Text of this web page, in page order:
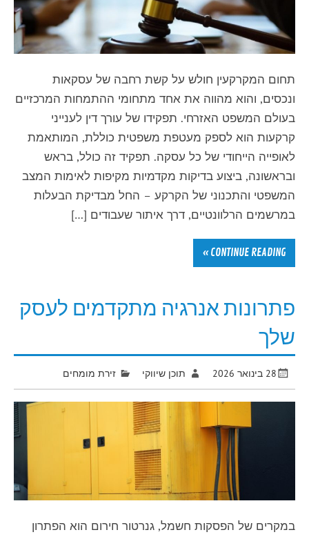
תחום המקרקעין חולש על קשת רחבה של עסקאות
ונכסים, והוא מהווה את אחד מתחומי ההתמחות המרכזיים
בעולם המשפט האזרחי. תפקידו של עורך דין לענייני
קרקעות הוא לספק מעטפת משפטית כוללת, המותאמת
לאופייה הייחודי של כל עסקה. תפקיד זה כולל, בראש
ובראשונה, ביצוע בדיקות מקדמיות מקיפות לאימות המצב
המשפטי והתכנוני של הקרקע – החל מבדיקת הבעלות
במרשמים הרלוונטיים, דרך איתור שעבודים […]
CONTINUE READING »
פתרונות אנרגיה מתקדמים לעסק
שלך
28 בינואר 2026 תוכן שיווקי זירת מומחים
במקרים של הפסקות חשמל, גנרטור חירום הוא הפתרון